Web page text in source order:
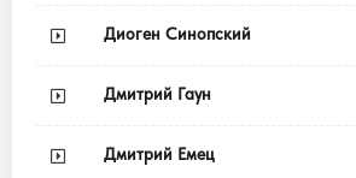
Диоген Синопский
Дмитрий Гаун
Дмитрий Емец